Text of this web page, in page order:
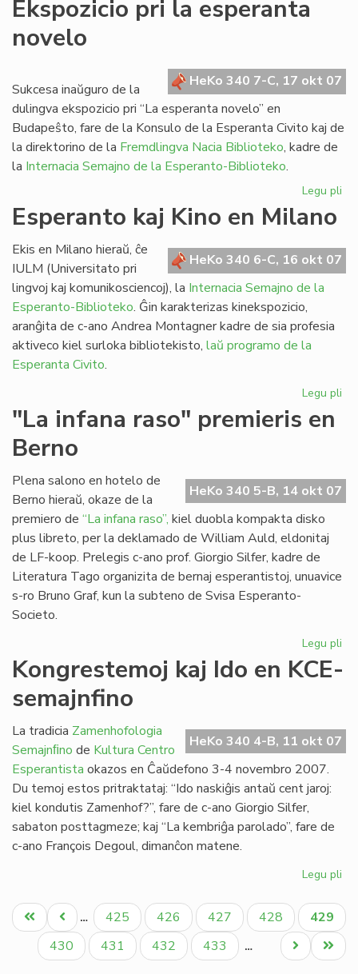
Ekspozicio pri la esperanta
novelo
HeKo 340 7-C, 17 okt 07
Sukcesa inaŭguro de la
dulingva ekspozicio pri “La esperanta novelo” en
Budapeŝto, fare de la Konsulo de la Esperanta Civito kaj de
la direktorino de la Fremdlingva Nacia Biblioteko, kadre de
la Internacia Semajno de la Esperanto-Biblioteko.
Legu pli
Esperanto kaj Kino en Milano
HeKo 340 6-C, 16 okt 07
Ekis en Milano hieraŭ, ĉe
IULM (Universitato pri
lingvoj kaj komunikosciencoj), la Internacia Semajno de la
Esperanto-Biblioteko. Ĝin karakterizas kinekspozicio,
aranĝita de c-ano Andrea Montagner kadre de sia profesia
aktiveco kiel surloka bibliotekisto, laŭ programo de la
Esperanta Civito.
Legu pli
"La infana raso" premieris en
Berno
HeKo 340 5-B, 14 okt 07
Plena salono en hotelo de
Berno hieraŭ, okaze de la
premiero de “La infana raso”, kiel duobla kompakta disko
plus libreto, per la deklamado de William Auld, eldonitaj
de LF-koop. Prelegis c-ano prof. Giorgio Silfer, kadre de
Literatura Tago organizita de bernaj esperantistoj, unuavice
s-ro Bruno Graf, kun la subteno de Svisa Esperanto-
Societo.
Legu pli
en
Kongrestemoj kaj Ido en KCE-
semajnfino
HeKo 340 4-B, 11 okt 07
La tradicia Zamenhofologia
Semajnﬁno de Kultura Centro
Esperantista okazos en Ĉaŭdefono 3-4 novembro 2007.
Du temoj estos pritraktataj: “Ido naskiĝis antaŭ cent jaroj:
kiel kondutis Zamenhof?”, fare de c-ano Giorgio Silfer,
sabaton posttagmeze; kaj “La kembriĝa parolado”, fare de
c-ano François Degoul, dimanĉon matene.
Legu pli
kaj
Ido
en
Pagination
Unua
paĝo
Antaŭa
paĝo
… Paĝo
425 Paĝo
426 Paĝo
427 Paĝo
428
Aktuala
paĝo
429
Paĝo
430 Paĝo
431 Paĝo
432 Paĝo
433 …
Last
page
Next
page